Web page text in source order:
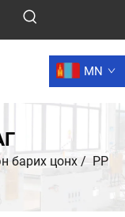
MN
барих цонх / PP